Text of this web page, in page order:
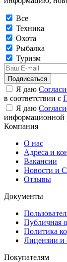
Все
Техника
Охота
Рыбалка
Туризм
Подписаться
Я даю
в соответствии с
Я даю
информационной
Компания
О нас
Адреса и
Вакансии
Новости и
Отзывы
Документы
Публичная
Политика
Лицензии и
Покупателям